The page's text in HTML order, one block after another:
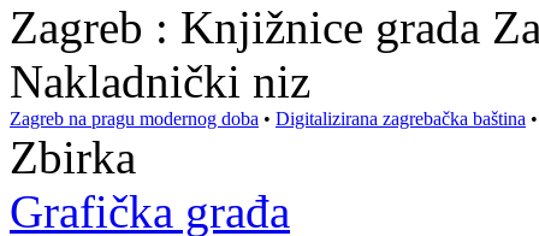
Zagreb : Knjižnice grada
Nakladnički niz
Zagreb na pragu modernog doba • Digitalizirana zagrebačka baština
Zbirka
Grafička građa